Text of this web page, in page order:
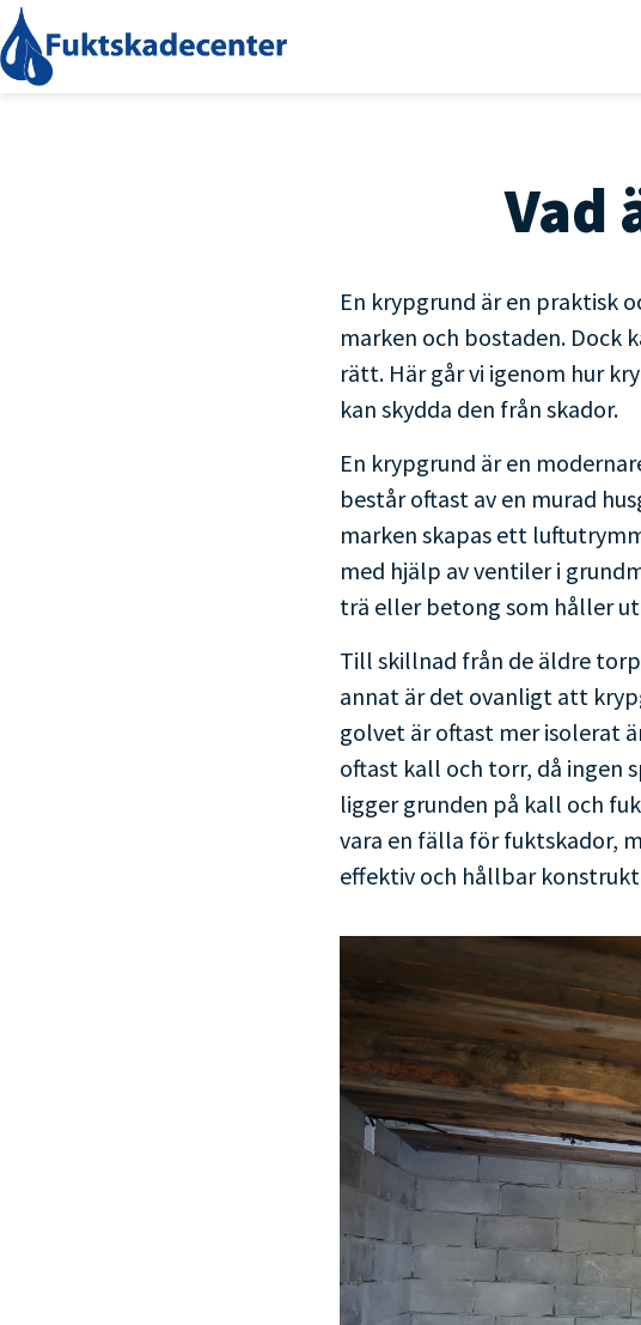
Vad
En krypgrund är en praktisk
marken och bostaden. Dock
rätt. Här går vi igenom hur
kan skydda den från skador.
En krypgrund är en
består oftast av en murad
marken skapas ett
med hjälp av ventiler i
trä eller betong som håller
Till skillnad från de äldre
annat är det ovanligt att
golvet är oftast mer isolerat
oftast kall och torr, då ingen
ligger grunden på kall och
vara en fälla för fuktskador,
effektiv och hållbar